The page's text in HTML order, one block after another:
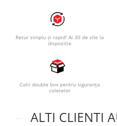
Retur simplu și rapid! Ai 30 de zile la
dispoziție
Cutii double box pentru siguranța
coletelor
ALTI CLIENTI